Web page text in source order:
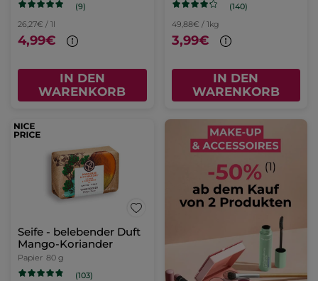
(9)
26,27€ / 1l
4,99€
IN DEN
WARENKORB
(140)
49,88€ / 1kg
3,99€
IN DEN
WARENKORB
Seife - belebender Duft
Mango-Koriander
Papier 80 g
(103)